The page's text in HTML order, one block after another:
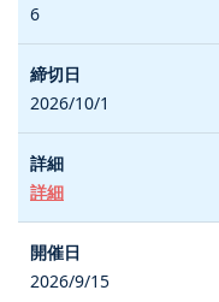
6
2026/10/1
詳細
2026/9/15